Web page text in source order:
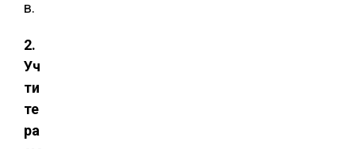
в.
2.
Уч
ти
те
ра